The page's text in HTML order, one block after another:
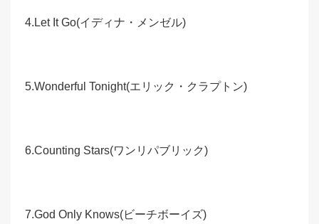
4.Let It Go(イディナ・メンゼル)
5.Wonderful Tonight(エリック・クラプトン)
6.Counting Stars(ワンリパブリック)
7.God Only Knows(ビーチボーイズ)